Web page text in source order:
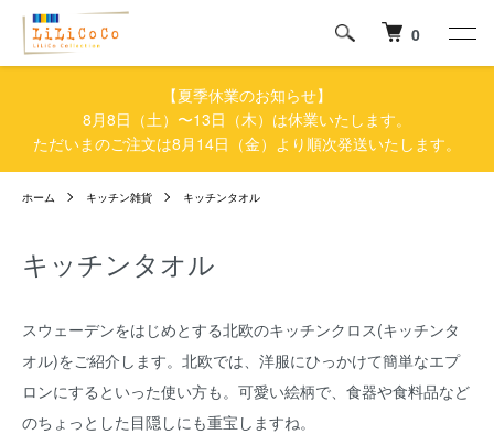
0
【夏季休業のお知らせ】
8月8日（土）〜13日（木）は休業いたします。
ただいまのご注文は8月14日（金）より順次発送いたします。
ホーム キッチン雑貨 キッチンタオル
キッチンタオル
スウェーデンをはじめとする北欧のキッチンクロス(キッチンタ
オル)をご紹介します。北欧では、洋服にひっかけて簡単なエプ
ロンにするといった使い方も。可愛い絵柄で、食器や食料品など
のちょっとした目隠しにも重宝しますね。